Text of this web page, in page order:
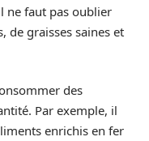
ne faut pas oublier
de graisses saines et
des
Par exemple, il
enrichis en fer